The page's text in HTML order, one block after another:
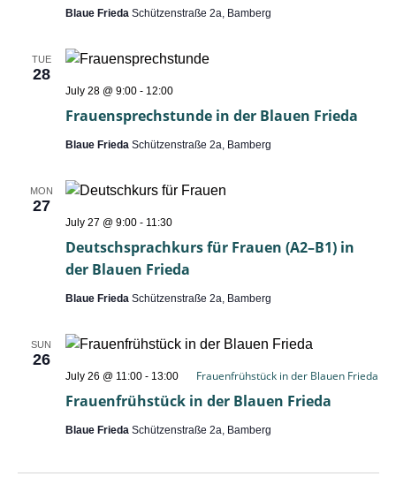
der
Blaue Frieda Schützenstraße 2a, Bamberg
TUE
28
Frauensprechstunde in der Blauen Frieda
July 28 @ 9:00- 12:00
Blaue Frieda Schützenstraße 2a, Bamberg
MON
27
Deutschsprachkurs für Frauen (A2–B1) in
der Blauen Frieda
July 27 @ 9:00- 11:30
Frauen
(A2–
B1)
der
Blaue Frieda Schützenstraße 2a, Bamberg
SUN
26
Frauenfrühstück in der Blauen Frieda
July 26 @ 11:00- 13:00 Frauenfrühstück in der Blauen Frieda
Blaue Frieda Schützenstraße 2a, Bamberg